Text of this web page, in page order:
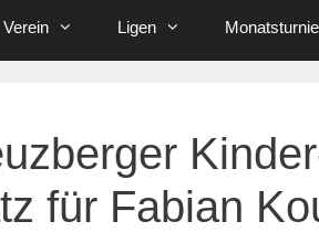
Verein Ligen
für Fabian